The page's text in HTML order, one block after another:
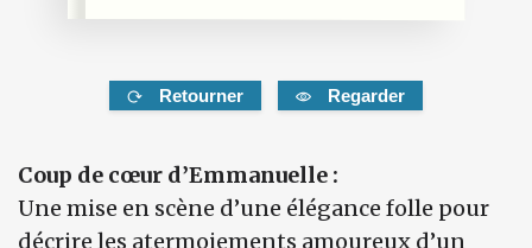
Retourner Regarder
Coup de cœur d’Emmanuelle :
Une mise en scène d’une élégance folle pour
décrire les atermoiements amoureux d’un